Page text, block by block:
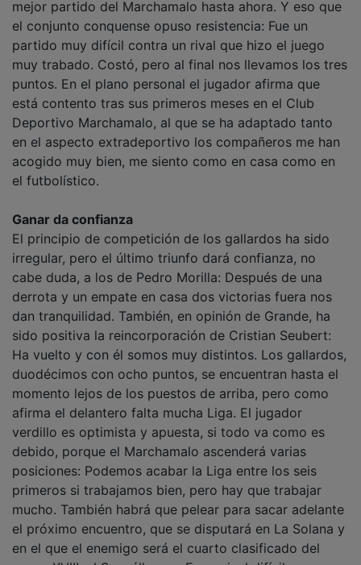
el conjunto conquense opuso resistencia: Fue un
partido muy difícil contra un rival que hizo el juego
muy trabado. Costó, pero al final nos llevamos los tres
puntos. En el plano personal el jugador afirma que
está contento tras sus primeros meses en el Club
Deportivo Marchamalo, al que se ha adaptado tanto
en el aspecto extradeportivo los compañeros me han
acogido muy bien, me siento como en casa como en
el futbolístico.
El principio de competición de los gallardos ha sido
irregular, pero el último triunfo dará confianza, no
cabe duda, a los de Pedro Morilla: Después de una
derrota y un empate en casa dos victorias fuera nos
dan tranquilidad. También, en opinión de Grande, ha
sido positiva la reincorporación de Cristian Seubert:
Ha vuelto y con él somos muy distintos. Los gallardos,
duodécimos con ocho puntos, se encuentran hasta el
momento lejos de los puestos de arriba, pero como
afirma el delantero falta mucha Liga. El jugador
verdillo es optimista y apuesta, si todo va como es
debido, porque el Marchamalo ascenderá varias
posiciones: Podemos acabar la Liga entre los seis
primeros si trabajamos bien, pero hay que trabajar
mucho. También habrá que pelear para sacar adelante
el próximo encuentro, que se disputará en La Solana y
en el que el enemigo será el cuarto clasificado del
grupo XVIII, el Socuéllamos. Es un rival difícil, pero en